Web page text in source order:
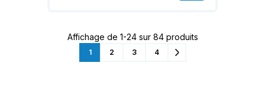
Affichage de 1-24 sur 84 produits
1 2 3 4 Suivant